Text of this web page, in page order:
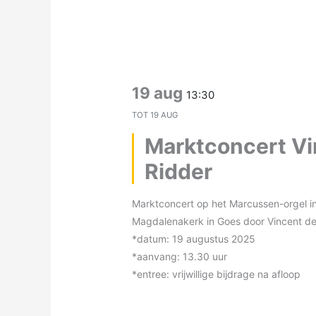
19 aug 13:30
TOT19 AUG
Marktconcert
Ridder
Marktconcert op het Marcussen-orgel
Magdalenakerk in Goes door Vincent
*datum: 19 augustus 2025
*aanvang: 13.30 uur
*entree: vrijwillige bijdrage na afloop